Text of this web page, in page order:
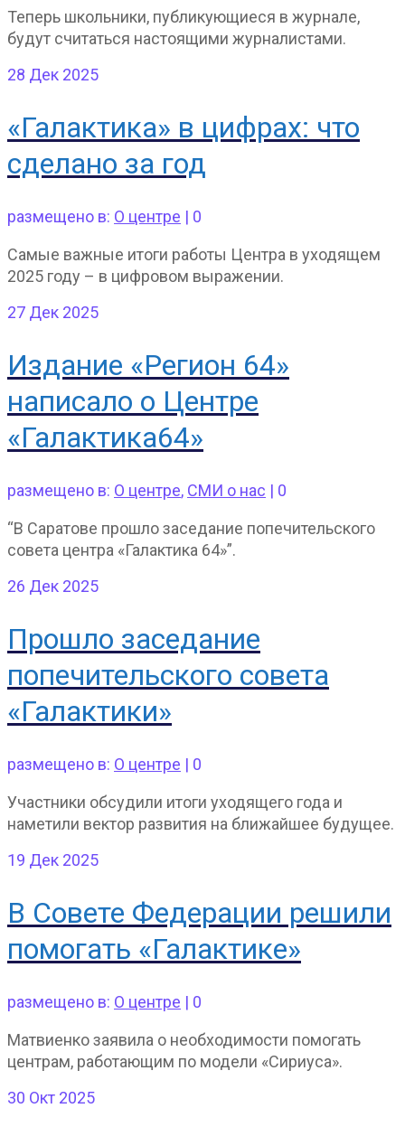
Теперь школьники, публикующиеся в журнале,
будут считаться настоящими журналистами.
28 Дек 2025
«Галактика» в цифрах: что
сделано за год
размещено в: О центре | 0
Самые важные итоги работы Центра в уходящем
2025 году – в цифровом выражении.
27 Дек 2025
Издание «Регион 64»
написало о Центре
«Галактика64»
размещено в: О центре, СМИ о нас | 0
“В Саратове прошло заседание попечительского
совета центра «Галактика 64»”.
26 Дек 2025
Прошло заседание
попечительского совета
«Галактики»
размещено в: О центре | 0
Участники обсудили итоги уходящего года и
наметили вектор развития на ближайшее будущее.
19 Дек 2025
В Совете Федерации решили
помогать «Галактике»
размещено в: О центре | 0
Матвиенко заявила о необходимости помогать
центрам, работающим по модели «Сириуса».
30 Окт 2025